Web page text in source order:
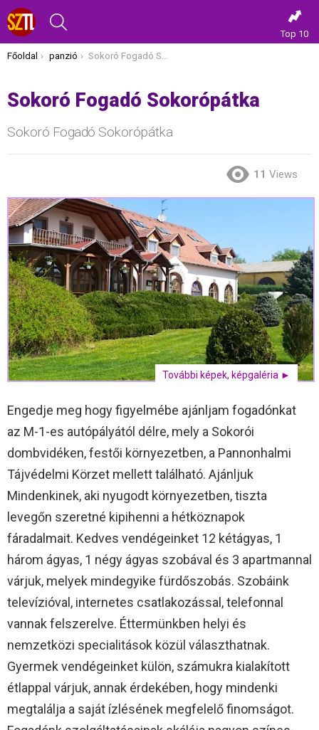
Top 10
Itt vagy most:
Főoldal panzió Sokoró Fogadó Sokorópátka
Sokoró Fogadó Sokorópátka
Sokoró Fogadó Sokorópátka
11 Views
További képek, képgaléria ►
Engedje meg hogy figyelmébe ajánljam fogadónkat
az M-1-es autópályától délre, mely a Sokorói
dombvidéken, festői környezetben, a Pannonhalmi
Tájvédelmi Körzet mellett található. Ajánljuk
Mindenkinek, aki nyugodt környezetben, tiszta
levegőn szeretné kipihenni a hétköznapok
fáradalmait. Kedves vendégeinket 12 kétágyas, 1
három ágyas, 1 négy ágyas szobával és 3 apartmannal
várjuk, melyek mindegyike fürdőszobás. Szobáink
televízióval, internetes csatlakozással, telefonnal
vannak felszerelve. Éttermünkben helyi és
nemzetközi specialitások közül választhatnak.
Gyermek vendégeinket külön, számukra kialakított
étlappal várjuk, annak érdekében, hogy mindenki
megtalálja a saját ízlésének megfelelő finomságot.